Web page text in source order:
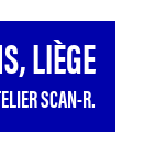
LIÈGE
SCAN-R.